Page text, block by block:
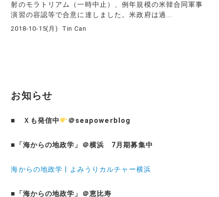
射のモラトリアム（一時中止）、例年規模の米韓合同軍事
演習の容認等で合意に達しました。米政府は過...
2018-10-15(月) Tin Can
お知らせ
■ Ｘも発信中 ＠seapowerblog
■ 「海からの地政学」＠横浜 7月期募集中
海からの地政学 | よみうりカルチャー横浜
■ 「海からの地政学」＠恵比寿